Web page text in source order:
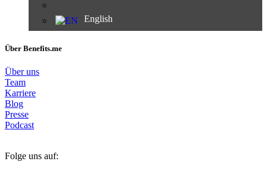
English
Über Benefits.me
Über uns
Team
Karriere
Blog
Presse
Podcast
Folge uns auf: